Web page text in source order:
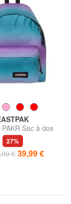
PAKR Sac à dos
27%
€ 39,99 €